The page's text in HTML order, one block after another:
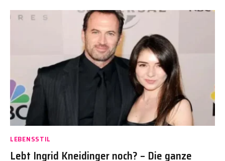
LEBENSSTIL
Lebt Ingrid Kneidinger noch? – Die ganze